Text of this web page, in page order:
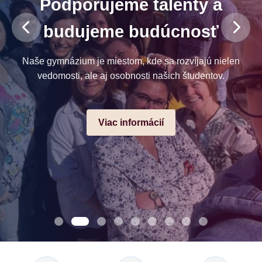
Podporujeme talenty a
budujeme budúcnosť
Naše gymnázium je miestom, kde sa rozvíjajú nielen
vedomosti, ale aj osobnosti našich študentov.
Viac informácií